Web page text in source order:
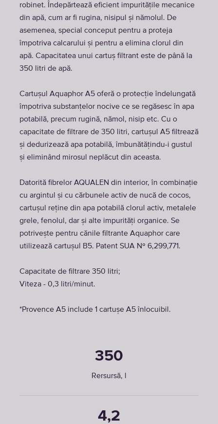
robinet. Îndepărtează eficient impuritățile mecanice
din apă, cum ar fi rugina, nisipul și nămolul. De
asemenea, special conceput pentru a proteja
împotriva calcarului și pentru a elimina clorul din
apă. Capacitatea unui cartuș filtrant este de până la
350 litri de apă.
Cartuşul Aquaphor A5 oferă o protecție îndelungată
împotriva substanțelor nocive ce se regăsesc în apa
potabilă, precum rugină, nămol, nisip etc. Cu o
capacitate de filtrare de 350 litri, cartușul A5 filtrează
și dedurizează apa potabilă, îmbunătățindu-i gustul
și eliminând mirosul neplăcut din aceasta.
Datorită fibrelor AQUALEN din interior, în combinație
cu argintul și cu cărbunele activ de nucă de cocos,
cartușul reține din apa potabilă clorul activ, metalele
grele, fenolul, dar și alte impurități organice. Se
potrivește pentru cănile filtrante Aquaphor care
utilizează cartușul B5. Patent SUA № 6,299,771.
Capacitate de filtrare 350 litri;
Viteza - 0,3 litri/minut.
*Provence A5 include 1 cartușe A5 înlocuibil.
350
Rersursă, l
4,2